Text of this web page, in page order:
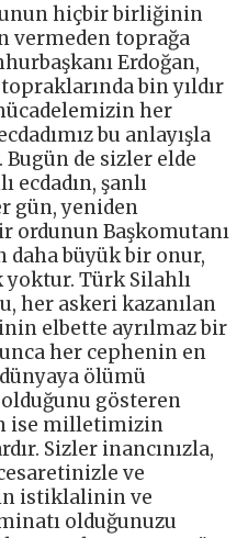
hiçbir birliğinin
vermeden toprağa
Erdoğan,
bin yıldır
her
bu anlayışla
Bugün de sizler elde
ecdadın, şanlı
gün, yeniden
ordunun Başkomutanı
daha büyük bir onur,
Türk Silahlı
her askeri kazanılan
elbette ayrılmaz bir
her cephenin en
ölümü
gösteren
ise milletimizin
Sizler inancınızla,
ve
istiklalinin ve
olduğunuzu